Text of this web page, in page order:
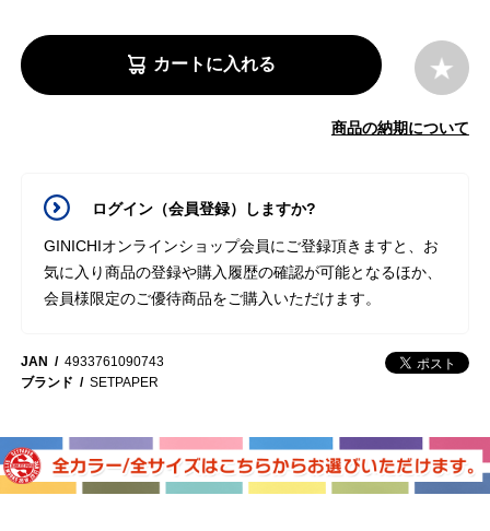
カートに入れる
商品の納期について
ログイン（会員登録）しますか?
GINICHIオンラインショップ会員にご登録頂きますと、お
気に入り商品の登録や購入履歴の確認が可能となるほか、
会員様限定のご優待商品をご購入いただけます。
JAN
4933761090743
ブランド
SETPAPER